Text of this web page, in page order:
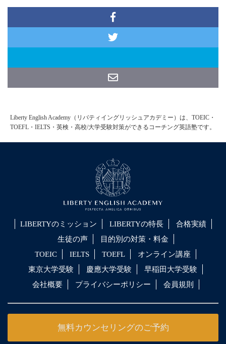
Liberty English Academy（リバティイングリッシュアカデミー）は、TOEIC・
TOEFL・IELTS・英検・高校/大学受験対策ができるコーチング英語塾です。
LIBERTYのミッション LIBERTYの特長
合格実績
生徒の声
目的別の対策・料金
TOEIC
IELTS TOEFL
オンライン講座
東京大学受験
慶應大学受験
早稲田大学受験
会社概要
プライバシーポリシー 会員規則
無料カウンセリングのご予約